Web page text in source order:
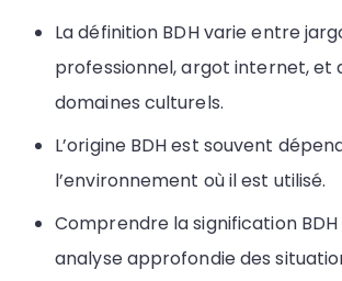
La définition BDH varie entre
professionnel, argot internet, et
domaines culturels.
L’origine BDH est souvent
l’environnement où il est utilisé.
Comprendre la signification
analyse approfondie des